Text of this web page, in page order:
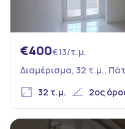
€400€13/τ.μ.
Διαμέρισμα, 32 τ.μ.,
32 τ.μ.
2ος